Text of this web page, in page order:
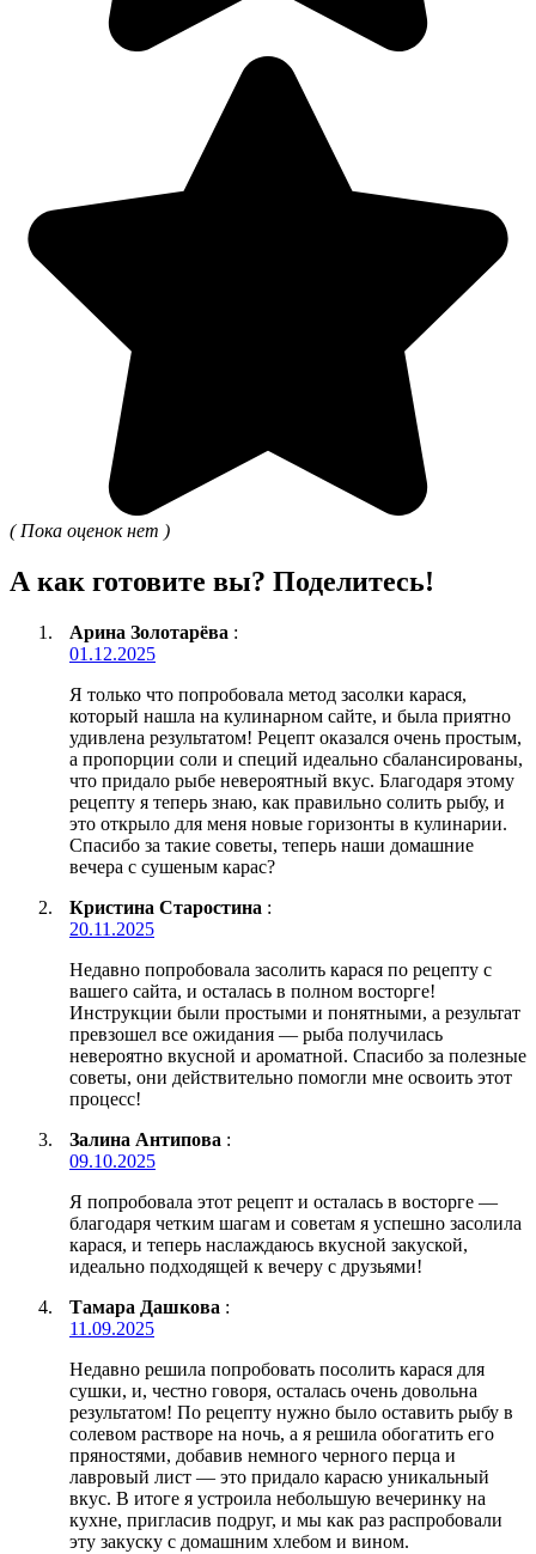
( Пока оценок нет )
А как готовите вы? Поделитесь!
Арина Золотарёва :
01.12.2025
Я только что попробовала метод засолки карася,
который нашла на кулинарном сайте, и была приятно
удивлена результатом! Рецепт оказался очень простым,
а пропорции соли и специй идеально сбалансированы,
что придало рыбе невероятный вкус. Благодаря этому
рецепту я теперь знаю, как правильно солить рыбу, и
это открыло для меня новые горизонты в кулинарии.
Спасибо за такие советы, теперь наши домашние
вечера с сушеным карас?
Кристина Старостина :
20.11.2025
Недавно попробовала засолить карася по рецепту с
вашего сайта, и осталась в полном восторге!
Инструкции были простыми и понятными, а результат
превзошел все ожидания — рыба получилась
невероятно вкусной и ароматной. Спасибо за полезные
советы, они действительно помогли мне освоить этот
процесс!
Залина Антипова :
09.10.2025
Я попробовала этот рецепт и осталась в восторге —
благодаря четким шагам и советам я успешно засолила
карася, и теперь наслаждаюсь вкусной закуской,
идеально подходящей к вечеру с друзьями!
Тамара Дашкова :
11.09.2025
Недавно решила попробовать посолить карася для
сушки, и, честно говоря, осталась очень довольна
результатом! По рецепту нужно было оставить рыбу в
солевом растворе на ночь, а я решила обогатить его
пряностями, добавив немного черного перца и
лавровый лист — это придало карасю уникальный
вкус. В итоге я устроила небольшую вечеринку на
кухне, пригласив подруг, и мы как раз распробовали
эту закуску с домашним хлебом и вином.